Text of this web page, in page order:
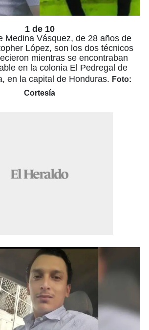
1 de 10
Medina Vásquez, de 28 años de
López, son los dos técnicos
mientras se encontraban
en la colonia El Pedregal de
en la capital de Honduras. Foto:
Cortesía